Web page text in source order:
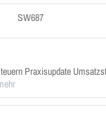
SW687
Praxisupdate